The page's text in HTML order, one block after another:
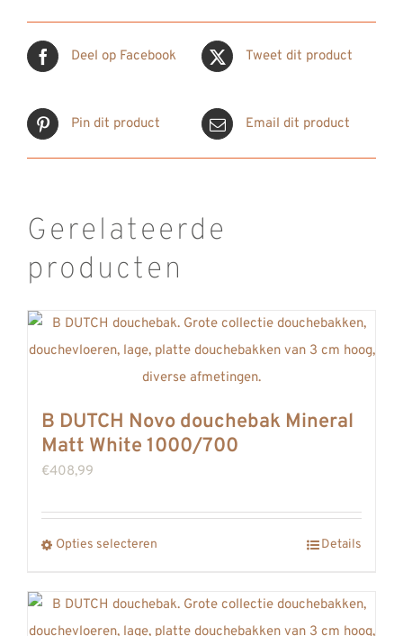
Deel op Facebook Tweet dit product
Pin dit product Email dit product
Gerelateerde
producten
B DUTCH Novo douchebak Mineral
Matt White 1000/700
€408,99
Opties selecteren
heeft
meerdere
Details